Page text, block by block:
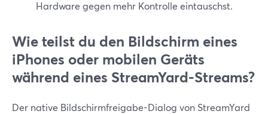
Hardware gegen mehr Kontrolle eintauschst.
Wie teilst du den Bildschirm eines
iPhones oder mobilen Geräts
während eines StreamYard-Streams?
Der native Bildschirmfreigabe-Dialog von StreamYard